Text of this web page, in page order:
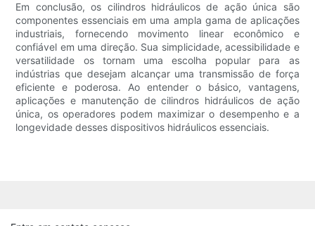
Em conclusão, os cilindros hidráulicos de ação única são
componentes essenciais em uma ampla gama de aplicações
industriais, fornecendo movimento linear econômico e
confiável em uma direção. Sua simplicidade, acessibilidade e
versatilidade os tornam uma escolha popular para as
indústrias que desejam alcançar uma transmissão de força
eficiente e poderosa. Ao entender o básico, vantagens,
aplicações e manutenção de cilindros hidráulicos de ação
única, os operadores podem maximizar o desempenho e a
longevidade desses dispositivos hidráulicos essenciais.